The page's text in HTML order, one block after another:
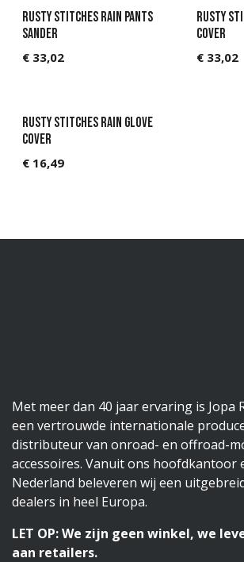
Rusty Stitches Rain Pants
Sander
€ 33,02
Rusty
cover
€ 33,02
Rusty Stitches Rain glove
cover
€ 16,49
Met meer dan 40 jaar ervaring is Jopa
een vertrouwde internationale
distributeur van onroad- en offroad-
accessoires. Vanuit ons hoofdkantoor
Nederland beleveren wij een
dealers in heel Europa.
LET OP: We zijn geen winkel, we
aan retailers.